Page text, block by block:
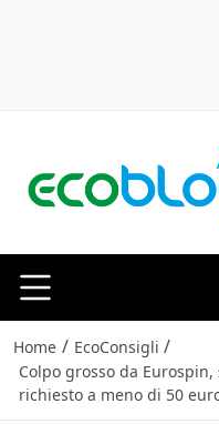
Home / EcoConsigli /
Colpo grosso da
richiesto a meno di 50